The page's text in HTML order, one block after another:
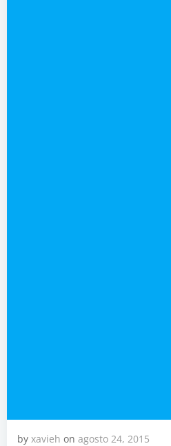
by xavieh on agosto 24, 2015